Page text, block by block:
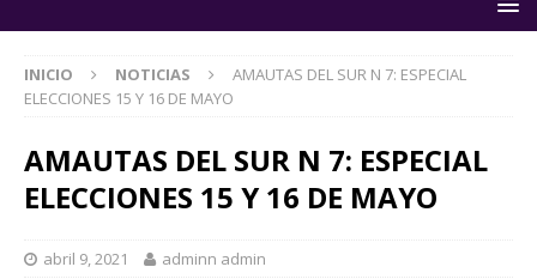
INICIO NOTICIAS
AMAUTAS DEL SUR N 7: ESPECIAL
ELECCIONES 15 Y 16 DE MAYO
AMAUTAS DEL SUR N 7: ESPECIAL
ELECCIONES 15 Y 16 DE MAYO
abril 9, 2021 adminn admin